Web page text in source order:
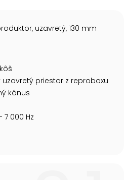
uzavretý, 130 mm
priestor z reproboxu
kónus
7 000 Hz